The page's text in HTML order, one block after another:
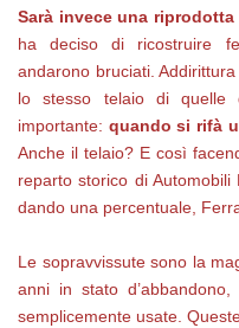
Sarà invece una riprodotta
ha deciso di ricostruire
andarono bruciati.
lo stesso telaio di
importante: quando si rifà
Anche il telaio? E così
reparto storico di
dando una percentuale,
Le sopravvissute sono la
anni in stato
semplicemente usate.